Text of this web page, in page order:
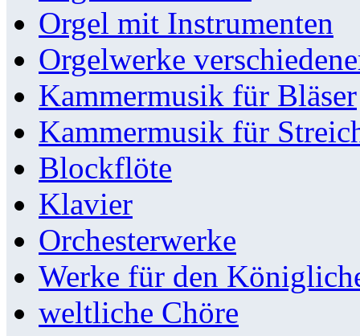
Orgel mit Instrumenten
Orgelwerke
Kammermusik für Bläser
Kammermusik für
Blockflöte
Klavier
Orchesterwerke
Werke für den
weltliche Chöre